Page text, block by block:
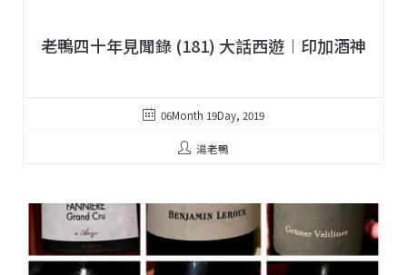
老鴨四十年見聞錄 (181) 大話西遊︱印加酒神
06Month 19Day, 2019
湯老鴨